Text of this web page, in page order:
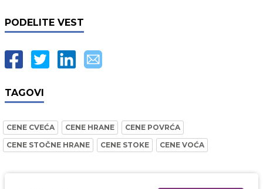
PODELITE VEST
TAGOVI
CENE CVEĆA CENE HRANE
CENE POVRĆA
CENE STOČNE HRANE
CENE STOKE CENE VOĆA